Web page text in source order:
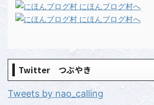
Twitter つぶやき
Tweets by nao_calling